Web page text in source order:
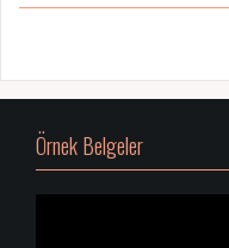
Örnek Belgeler